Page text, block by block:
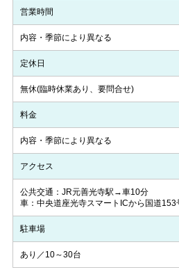
営業時間
内容・季節により異なる
定休日
無休(臨時休業あり、要問合せ)
料金
内容・季節により異なる
アクセス
公共交通：JR元善光寺駅→車10分
車：中央道座光寺スマートICから国道
駐車場
あり／10～30台